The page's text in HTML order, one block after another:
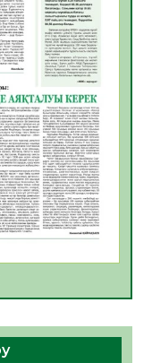
49
полиция
етті
62
–
63
көшуге ең